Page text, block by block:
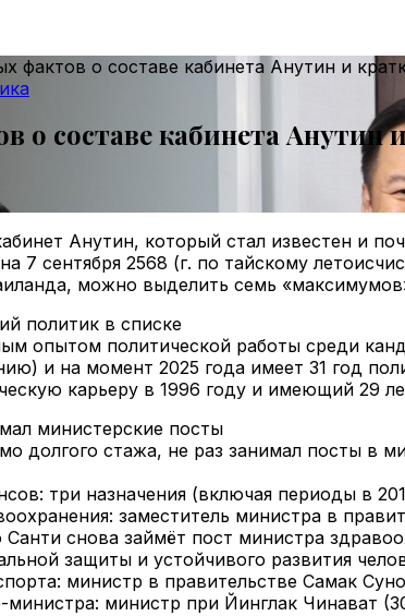
фактов о составе кабинета Анутин и
о составе кабинета Анутин
Анутин, который стал известен и
7 сентября 2568 (г. по тайскому
можно выделить семь
политик в списке
опытом политической работы среди
и на момент 2025 года имеет 31 год
карьеру в 1996 году и имеющий 29
министерские посты
долгого стажа, не раз занимал посты в
три назначения (включая периоды в
заместитель министра в
снова займёт пост министра
защиты и устойчивого развития
министр в правительстве Самак
министр при Йинглак Чинават